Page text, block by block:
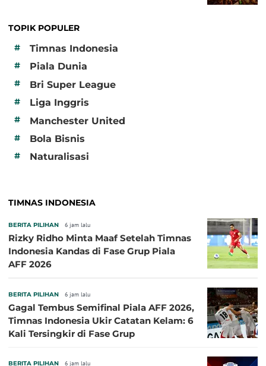
TOPIK POPULER
#
Timnas Indonesia
# Piala Dunia
# Bri Super League
# Liga Inggris
# Manchester United
# Bola Bisnis
# Naturalisasi
TIMNAS INDONESIA
BERITA PILIHAN 6 jam lalu
Rizky Ridho Minta Maaf Setelah Timnas
Indonesia Kandas di Fase Grup Piala
AFF 2026
BERITA PILIHAN 6 jam lalu
Gagal Tembus Semifinal Piala AFF 2026,
Timnas Indonesia Ukir Catatan Kelam: 6
Kali Tersingkir di Fase Grup
BERITA PILIHAN 6 jam lalu